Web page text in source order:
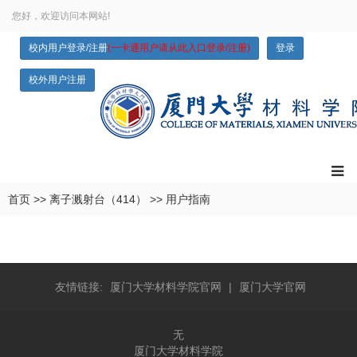
您好，欢迎访问本网站!
校内用户登录/注册(一卡通用户请从此入口登录/注册) 登录
校外用户注册
首页 >> 离子溅射台（414） >> 用户指南
友情链接: 厦门大学材料学院官网 | 厦门大学官网
无
厦门大学材料学院